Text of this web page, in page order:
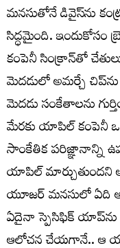
మనసుతోనే డివైస్‌ను
సిద్ధమైంది. ఇందుకోసం
కంపెనీ సింక్రాన్‌తో
మెదడులో అమర్చే
మెదడు సంకేతాలను
మేరకు యాపిల్‌ కంపెనీ
సాంకేతిక పరిజ్ఞానాన్ని
యాపిల్‌ మార్చుతుందని ఆ
యూజర్‌ మనసులో ఏది
ఏదైనా స్పెసిఫిక్‌ యాప్‌ను
ఆలోచన చేయగానే.. ఆ